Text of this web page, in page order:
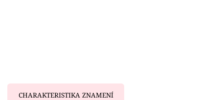
Sledujte nás
CHARAKTERISTIKA ZNAMENÍ